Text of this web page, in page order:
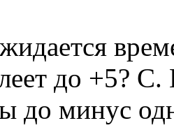
до +5?
до минус